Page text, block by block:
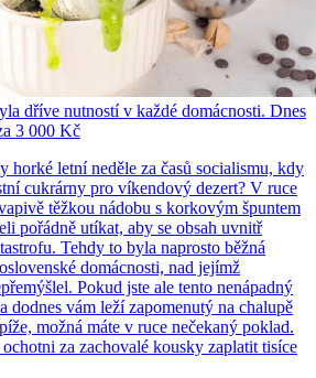
dříve nutností v každé domácnosti. Dnes
3 000 Kč
horké letní neděle za časů socialismu, kdy
cukrárny pro víkendový dezert? V ruce
těžkou nádobu s korkovým špuntem
pořádně utíkat, aby se obsah uvnitř
Tehdy to byla naprosto běžná
domácnosti, nad jejímž
Pokud jste ale tento nenápadný
dodnes vám leží zapomenutý na chalupě
možná máte v ruce nečekaný poklad.
za zachovalé kousky zaplatit tisíce